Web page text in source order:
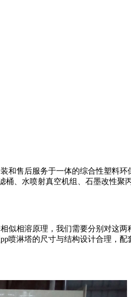
售后服务于一体的综合性塑料
、水喷射真空机组、石墨改性聚
似相溶原理，我们需要分别对这
喷淋塔的尺寸与结构设计合理，